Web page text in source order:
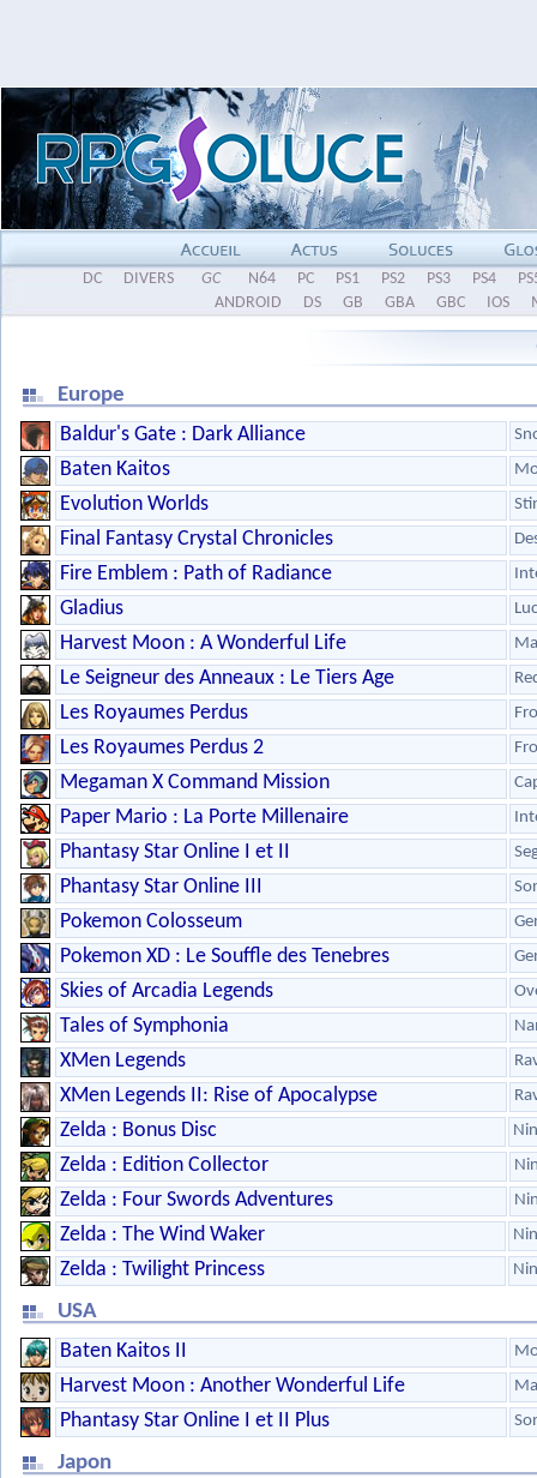
DC DIVERS GC N64 PC PS1 PS2 PS3 PS4
ANDROID
DS GB GBA GBC IOS
Europe
Baldur's Gate : Dark Alliance
Baten Kaitos
Evolution Worlds
Final Fantasy Crystal Chronicles
Fire Emblem : Path of Radiance
Gladius
Harvest Moon : A Wonderful Life
Le Seigneur des Anneaux : Le Tiers Age
Les Royaumes Perdus
Les Royaumes Perdus 2
Megaman X Command Mission
Paper Mario : La Porte Millenaire
Phantasy Star Online I et II
Phantasy Star Online III
Pokemon Colosseum
Pokemon XD : Le Souffle des Tenebres
Skies of Arcadia Legends
Tales of Symphonia
XMen Legends
XMen Legends II: Rise of Apocalypse
Zelda : Bonus Disc
Zelda : Edition Collector
Zelda : Four Swords Adventures
Zelda : The Wind Waker
Zelda : Twilight Princess
USA
Baten Kaitos II
Harvest Moon : Another Wonderful Life
Phantasy Star Online I et II Plus
Japon